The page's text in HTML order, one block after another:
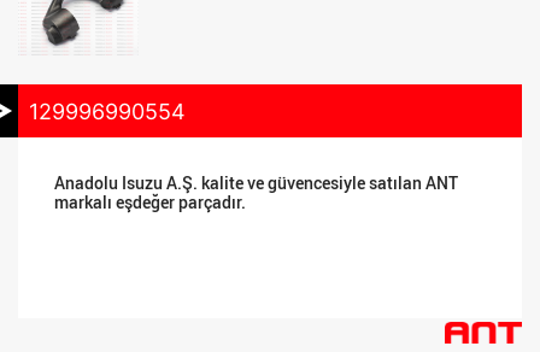
129996990554
Anadolu Isuzu A.Ş. kalite ve güvencesiyle satılan ANT
markalı eşdeğer parçadır.